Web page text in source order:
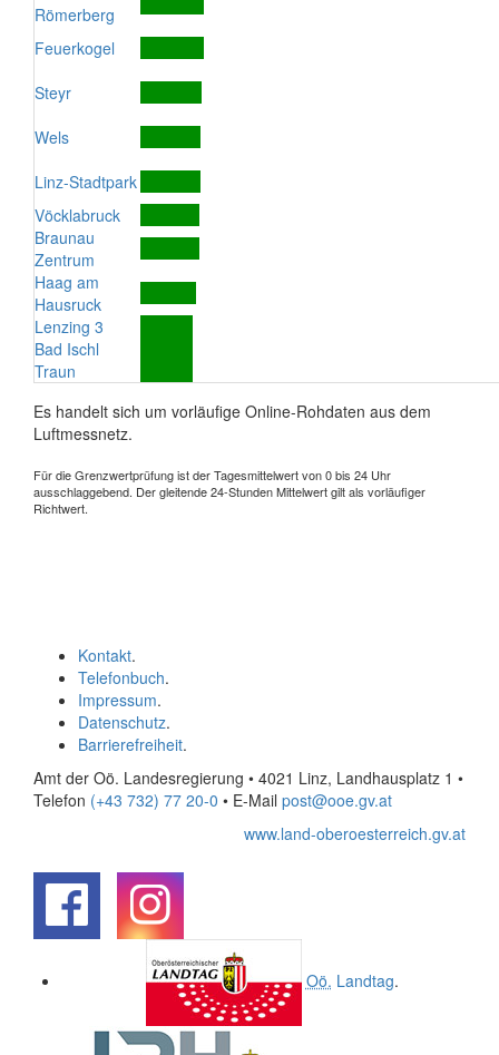
Römerberg
Feuerkogel
Steyr
Wels
Linz-Stadtpark
Vöcklabruck
Braunau
Zentrum
Haag am
Hausruck
Lenzing 3
Bad Ischl
Traun
Es handelt sich um vorläufige Online-Rohdaten aus dem
Luftmessnetz.
Für die Grenzwertprüfung ist der Tagesmittelwert von 0 bis 24 Uhr
ausschlaggebend. Der gleitende 24-Stunden Mittelwert gilt als vorläufiger
Richtwert.
Kontakt.
Telefonbuch.
Impressum.
Datenschutz.
Barrierefreiheit.
Amt der Oö. Landesregierung • 4021 Linz, Landhausplatz 1 •
Telefon (+43 732) 77 20-0 • E-Mail post@ooe.gv.at
www.land-oberoesterreich.gv.at
Oö. Landtag.